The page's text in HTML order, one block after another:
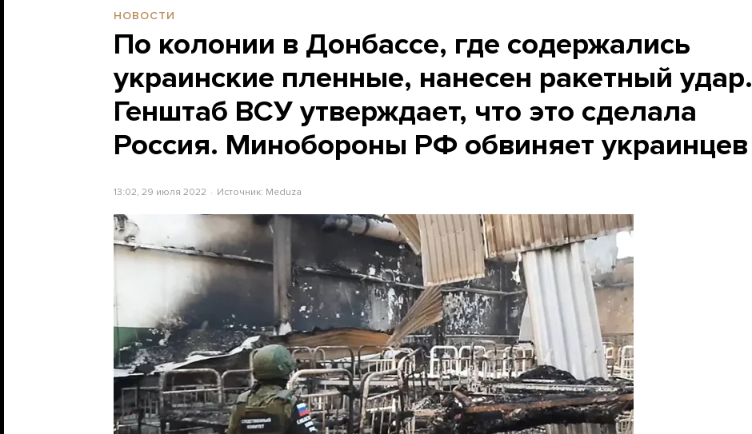
НОВОСТИ
По колонии в Донбассе, где содержались
украинские пленные, нанесен ракетный удар.
Генштаб ВСУ утверждает, что это сделала
Россия. Минобороны РФ обвиняет украинцев
13:02, 29 июля 2022 Источник: Meduza